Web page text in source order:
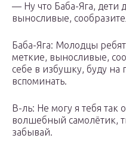
— Ну что Баба-Яга, дети
выносливые,
Баба-Яга: Молодцы
меткие, выносливые,
себе в избушку, буду на
вспоминать.
В-ль: Не могу я тебя так
волшебный самолётик,
забывай.